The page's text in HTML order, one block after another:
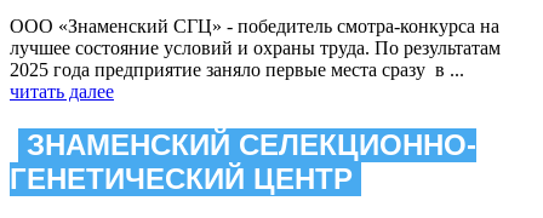
ООО «Знаменский СГЦ» - победитель смотра-конкурса на
лучшее состояние условий и охраны труда. По результатам
2025 года предприятие заняло первые места сразу в ...
читать далее
ЗНАМЕНСКИЙ СЕЛЕКЦИОННО-
ГЕНЕТИЧЕСКИЙ ЦЕНТР